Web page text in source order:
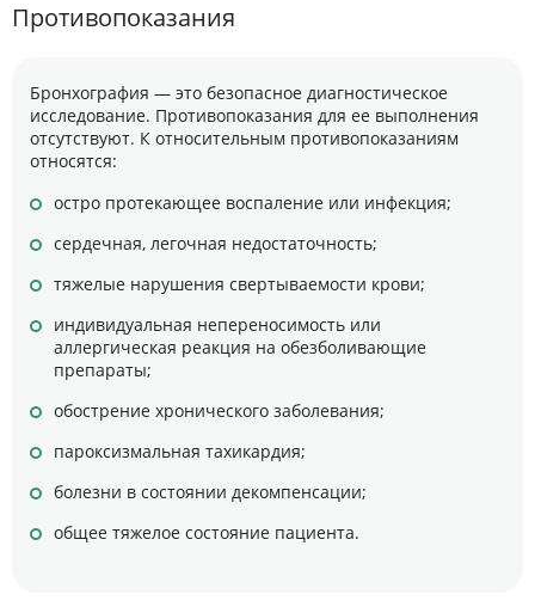
Противопоказания
Бронхография — это безопасное диагностическое
исследование. Противопоказания для ее выполнения
отсутствуют. К относительным противопоказаниям
относятся:
остро протекающее воспаление или инфекция;
сердечная, легочная недостаточность;
тяжелые нарушения свертываемости крови;
индивидуальная непереносимость или
аллергическая реакция на обезболивающие
препараты;
обострение хронического заболевания;
пароксизмальная тахикардия;
болезни в состоянии декомпенсации;
общее тяжелое состояние пациента.